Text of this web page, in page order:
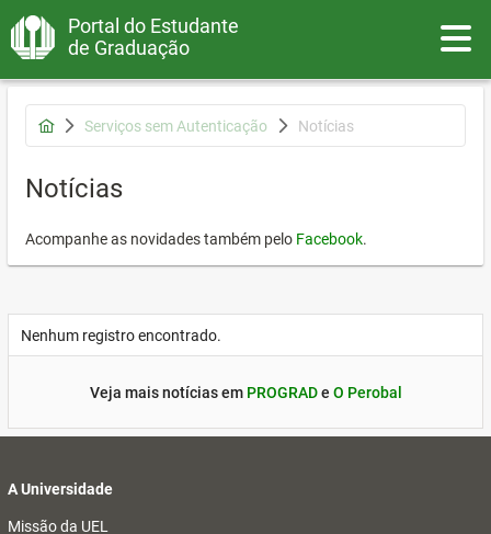
Portal do Estudante
de Graduação
Serviços sem Autenticação Notícias
Notícias
Acompanhe as novidades também pelo Facebook.
Nenhum registro encontrado.
Veja mais notícias em PROGRADe O Perobal
A Universidade
Missão da UEL